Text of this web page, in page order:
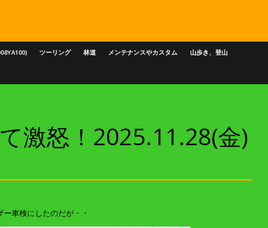
ツーリング 林道 メンテナンスやカスタム 山歩き、登山
激怒！2025.11.28(金)
車検にしたのだが・・